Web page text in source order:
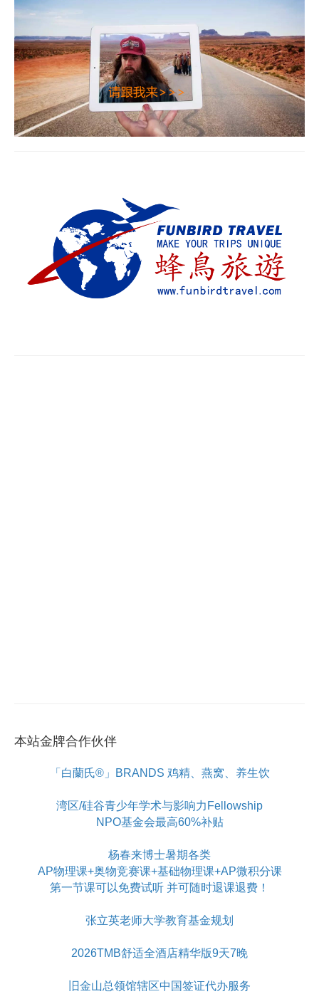
本站金牌合作伙伴
「白蘭氏®」BRANDS 鸡精、燕窝、养生饮
湾区/硅谷青少年学术与影响力Fellowship
NPO基金会最高60%补贴
杨春来博士暑期各类
AP物理课+奥物竞赛课+基础物理课+AP微积分课
第一节课可以免费试听 并可随时退课退费！
张立英老师大学教育基金规划
2026TMB舒适全酒店精华版9天7晚
旧金山总领馆辖区中国签证代办服务